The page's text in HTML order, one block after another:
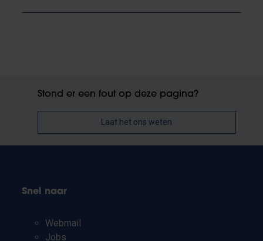
Stond er een fout op deze pagina?
Laat het ons weten
Snel naar
Webmail
Jobs